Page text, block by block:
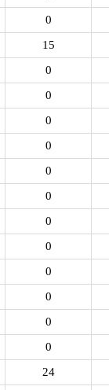
0
15
0
0
0
0
0
0
0
0
0
0
0
0
24